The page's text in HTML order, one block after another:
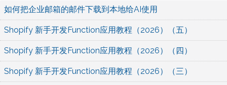
如何把企业邮箱的邮件下载到本地给AI使用
Shopify 新手开发Function应用教程（2026）（五）
Shopify 新手开发Function应用教程（2026）（四）
Shopify 新手开发Function应用教程（2026）（三）